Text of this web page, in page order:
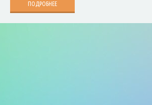
ПОДРОБНЕЕ